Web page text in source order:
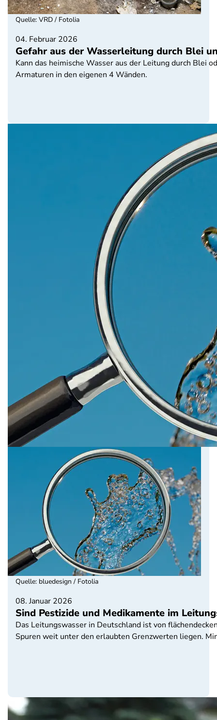
04. Februar 2026
Gefahr aus der Wasserleitung durch Blei
Kann das heimische Wasser aus der Leitung durch Blei
Armaturen in den eigenen 4 Wänden.
Quelle: VRD / Fotolia
08. Januar 2026
Sind Pestizide und Medikamente im
Das Leitungswasser in Deutschland ist von
Spuren weit unter den erlaubten Grenzwerten liegen.
Quelle: bluedesign / Fotolia